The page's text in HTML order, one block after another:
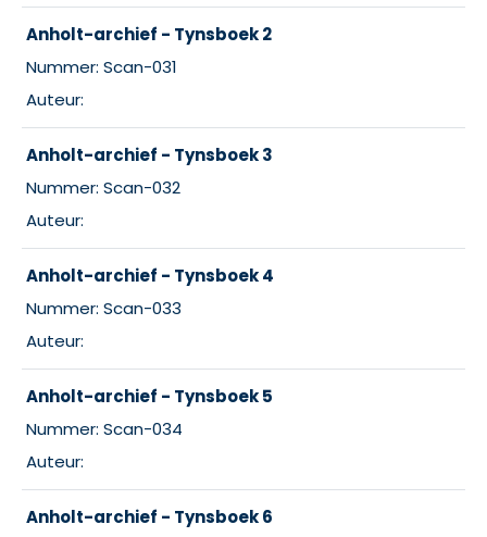
Anholt-archief - Tynsboek 2
Nummer: Scan-031
Auteur:
Anholt-archief - Tynsboek 3
Nummer: Scan-032
Auteur:
Anholt-archief - Tynsboek 4
Nummer: Scan-033
Auteur:
Anholt-archief - Tynsboek 5
Nummer: Scan-034
Auteur:
Anholt-archief - Tynsboek 6